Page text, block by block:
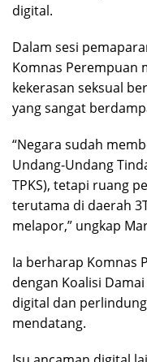
digital.
Dalam sesi
Komnas Perempuan
kekerasan seksual
yang sangat
“Negara sudah
Undang-Undang
TPKS), tetapi ruang
terutama di daerah
melapor,” ungkap
Ia berharap Komnas
dengan Koalisi
digital dan
mendatang.